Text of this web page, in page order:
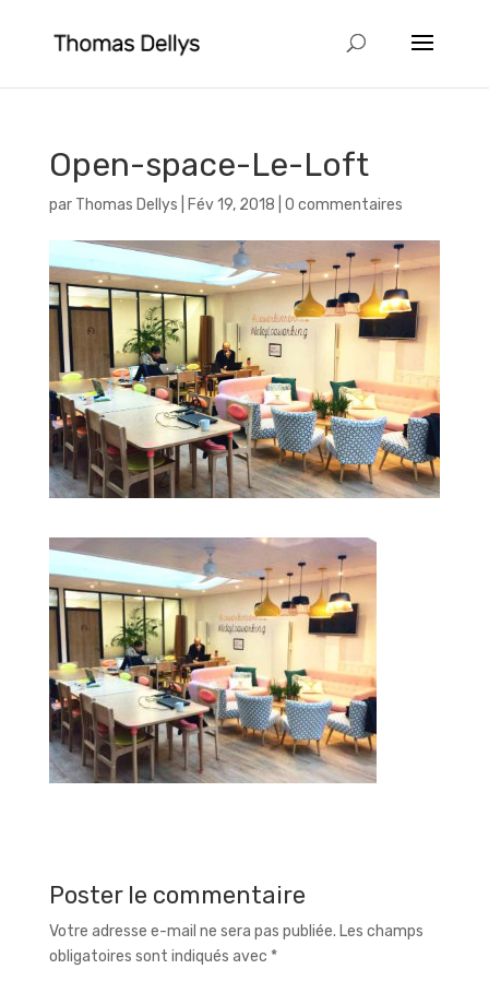
Open-space-Le-Loft
par Thomas Dellys Fév 19, 2018 0 commentaires
Poster le commentaire
Votre adresse e-mail ne sera pas publiée. Les champs
obligatoires sont indiqués avec *